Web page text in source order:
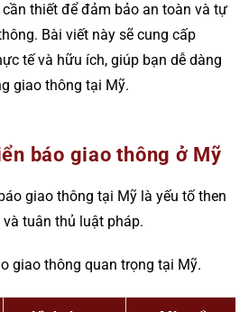
thiết để đảm bảo an toàn và tự
Bài viết này sẽ cung cấp
tế và hữu ích, giúp bạn dễ dàng
giao thông tại Mỹ.
báo giao thông ở Mỹ
giao thông tại Mỹ là yếu tố then
tuân thủ luật pháp.
giao thông quan trọng tại Mỹ.